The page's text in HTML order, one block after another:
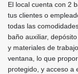
El local cuenta con 2
tus clientes o
todas las
baño auxiliar,
y materiales de
ventana, lo que
protegido, y acceso a